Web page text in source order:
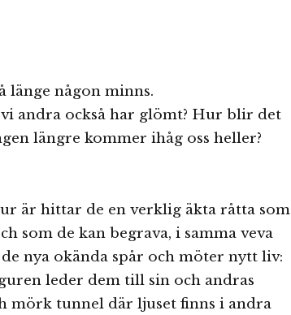
länge någon minns.
andra också har glömt? Hur blir det
längre kommer ihåg oss heller?
är hittar de en verklig äkta råtta som
som de kan begrava, i samma veva
nya okända spår och möter nytt liv:
leder dem till sin och andras
mörk tunnel där ljuset finns i andra